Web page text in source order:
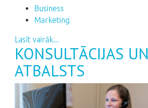
Business
Marketing
Lasīt vairāk...
KONSULTĀCIJAS UN
ATBALSTS